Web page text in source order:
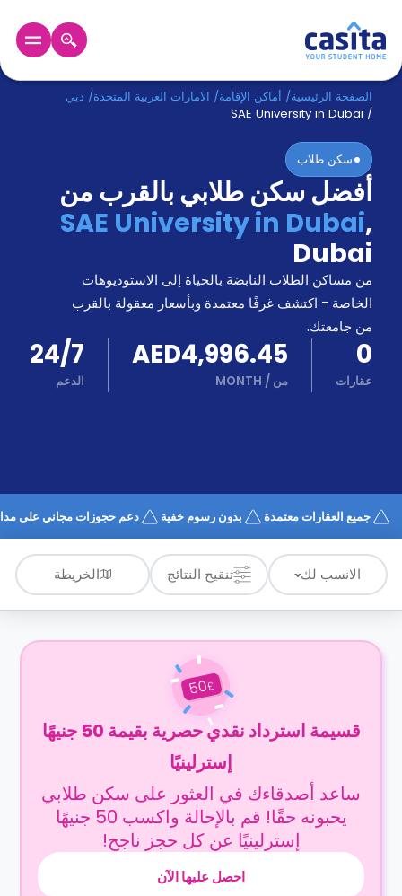
الرئيسية عربي AED
دخول
حجز
السكن
من
نحن؟
المدونة
أخبر
أصدقائك
و
اكسب
كن
شريكا
الدعم
كيف
تعمل؟
الأسئلة
الشائعة
الصفحة الرئيسية/ أماكن الإقامة/ الامارات العربية المتحدة/ دبي
/
SAE University in Dubai
سكن طلاب
أفضل سكن طلابي بالقرب من
SAE University in Dubai,
Dubai
من مساكن الطلاب النابضة بالحياة إلى الاستوديوهات
الخاصة - اكتشف غرفًا معتمدة وبأسعار معقولة بالقرب
من جامعتك.
0
عقارات
AED4,996.45
من /
MONTH
24/7
الدعم
جميع العقارات معتمدة بدون رسوم خفية دعم حجوزات مجاني على مدار
الانسب لك تنقيح النتائج الخريطة
£
50
قسيمة استرداد نقدي حصرية بقيمة 50 جنيهًا
إسترلينيًا
ساعد أصدقاءك في العثور على سكن طلابي
يحبونه حقًا! قم بالإحالة واكسب 50 جنيهًا
إسترلينيًا عن كل حجز ناجح!
احصل عليها الآن